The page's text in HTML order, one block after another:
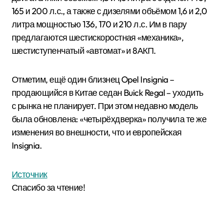
165 и 200 л.с., а также с дизелями объёмом 1,6 и 2,0
литра мощностью 136, 170 и 210 л.с. Им в пару
предлагаются шестискоростная «механика»,
шестиступенчатый «автомат» и 8АКП.
Отметим, ещё один близнец Opel Insignia –
продающийся в Китае седан Buick Regal – уходить
с рынка не планирует. При этом недавно модель
была обновлена: «четырёхдверка» получила те же
изменения во внешности, что и европейская
Insignia.
Источник
Спасибо за чтение!